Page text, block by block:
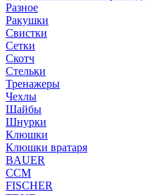
Разное
Ракушки
Свистки
Сетки
Скотч
Стельки
Тренажеры
Чехлы
Шайбы
Шнурки
Клюшки
Клюшки вратаря
BAUER
CCM
FISCHER